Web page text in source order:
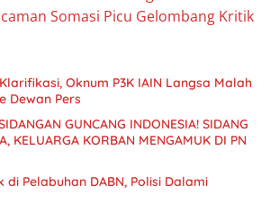
Somasi Picu Gelombang Kritik
Oknum P3K IAIN Langsa Malah
Dewan Pers
GUNCANG INDONESIA! SIDANG
KELUARGA KORBAN MENGAMUK DI PN
di Pelabuhan DABN, Polisi Dalami